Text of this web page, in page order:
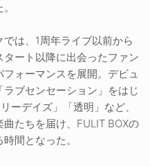
は、1周年ライブ以前から
ート以降に出会ったファン
ォーマンスを展開。デビュ
ブセンセーション」をはじ
ーデイズ」「透明」など、
たちを届け、FULIT BOXの
間となった。